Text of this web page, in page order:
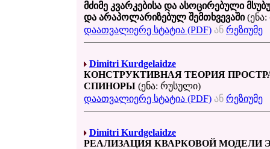
მძიმე კვარკებისა და ასოცირებული
და არაპოლარიზებულ შემთხვევაში(ენა:
დაათვალიერე სტატია (PDF) ან რეზიუმე
Dimitri Kurdgelaidze
КОНСТРУКТИВНАЯ ТЕОРИЯ
СПИНОРЫ (ენა: რუსული)
დაათვალიერე სტატია (PDF) ან რეზიუმე
Dimitri Kurdgelaidze
РЕАЛИЗАЦИЯ КВАРКОВОЙ